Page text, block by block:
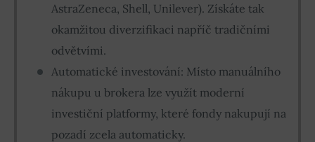
AstraZeneca, Shell, Unilever). Získáte tak
okamžitou diverzifikaci napříč tradičními
odvětvími.
Automatické investování: Místo manuálního
nákupu u brokera lze využít moderní
investiční platformy, které fondy nakupují na
pozadí zcela automaticky.